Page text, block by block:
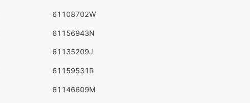
61108702W
61156943N
61135209J
61159531R
61146609M